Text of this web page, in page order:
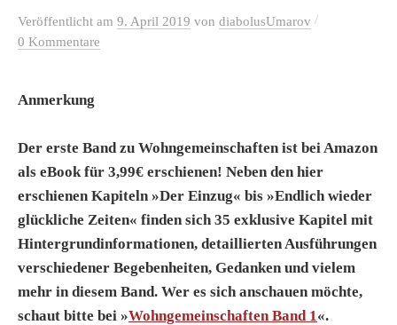
Veröffentlicht am 9. April 2019 von diabolusUmarov /
0 Kommentare
Anmerkung
Der erste Band zu Wohngemeinschaften ist bei Amazon
als eBook für 3,99€ erschienen! Neben den hier
erschienen Kapiteln »Der Einzug« bis »Endlich wieder
glückliche Zeiten« finden sich 35 exklusive Kapitel mit
Hintergrundinformationen, detaillierten Ausführungen
verschiedener Begebenheiten, Gedanken und vielem
mehr in diesem Band. Wer es sich anschauen möchte,
schaut bitte bei »Wohngemeinschaften Band 1«.